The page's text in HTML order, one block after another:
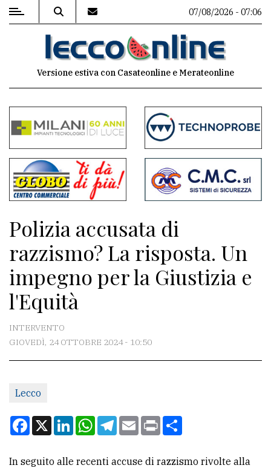
MENU
commenti
Contenuti
del
sito
Meteo
CONTATTI
La
Scrivici
tua
pubblicità
CERCA
07/08/2026 - 07:06
Versione estiva con Casateonline e Merateonline
Polizia accusata di
razzismo? La risposta. Un
impegno per la Giustizia e
l'Equità
INTERVENTO
GIOVEDÌ, 24 OTTOBRE 2024 - 10:50
Lecco
Facebook
X LinkedInWhatsApp
Telegram
EmailPrint
In seguito alle recenti accuse di razzismo rivolte alla